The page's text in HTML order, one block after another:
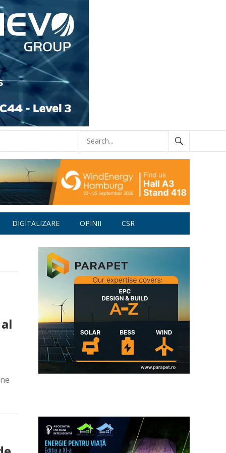
DIGITALIZARE OPINII CSR